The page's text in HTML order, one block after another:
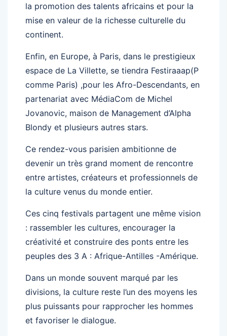
la promotion des talents africains et pour la
mise en valeur de la richesse culturelle du
continent.
Enfin, en Europe, à Paris, dans le prestigieux
espace de La Villette, se tiendra Festiraaap(P
comme Paris) ,pour les Afro-Descendants, en
partenariat avec MédiaCom de Michel
Jovanovic, maison de Management d’Alpha
Blondy et plusieurs autres stars.
Ce rendez-vous parisien ambitionne de
devenir un très grand moment de rencontre
entre artistes, créateurs et professionnels de
la culture venus du monde entier.
Ces cinq festivals partagent une même vision
: rassembler les cultures, encourager la
créativité et construire des ponts entre les
peuples des 3 A : Afrique-Antilles -Amérique.
Dans un monde souvent marqué par les
divisions, la culture reste l’un des moyens les
plus puissants pour rapprocher les hommes
et favoriser le dialogue.